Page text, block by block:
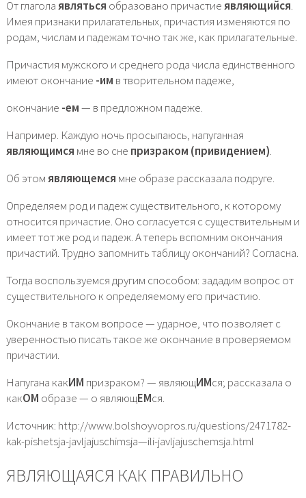
От глаголаявляться образовано причастиеявляющийся.
Имея признаки прилагательных, причастия изменяются по
родам, числам и падежам точно так же, как прилагательные.
Причастия мужского и среднего рода числа единственного
имеют окончание -им в творительном падеже,
окончание -ем— в предложном падеже.
Например. Каждую ночь просыпаюсь, напуганная
являющимся мне во сне призраком (привидением).
Об этомявляющемся мне образе рассказала подруге.
Определяем род и падеж существительного, к которому
относится причастие. Оно согласуется с существительным и
имеет тот же род и падеж. А теперь вспомним окончания
причастий. Трудно запомнить таблицу окончаний? Согласна.
Тогда воспользуемся другим способом: зададим вопрос от
существительного к определяемому его причастию.
Окончание в таком вопросе — ударное, что позволяет с
уверенностью писать такое же окончание в проверяемом
причастии.
Напугана какИМ призраком? — являющИМся; рассказала о
какОМ образе — о являющЕМся.
Источник: http://www.bolshoyvopros.ru/questions/2471782-
kak-pishetsja-javljajuschimsja—ili-javljajuschemsja.html
ЯВЛЯЮЩАЯСЯ КАК ПРАВИЛЬНО